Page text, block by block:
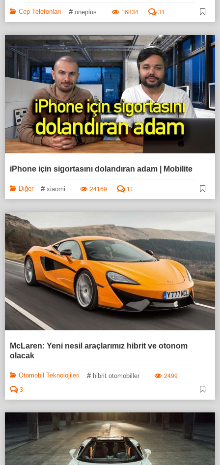
Cep Telefonları # oneplus 16834 31
iPhone için sigortasını dolandıran adam | Mobilite
Diğer # xiaomi 24169 11
McLaren: Yeni nesil araçlarımız hibrit ve otonom
olacak
Otomobil Teknolojileri # hibrit otomobiller
2499
3